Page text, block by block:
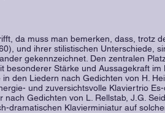
da muss man bemerken, dass, trotz
und ihrer stilistischen Unterschiede,
gekennzeichnet. Den zentralen
Stärke und Aussagekraft im
den Liedern nach Gedichten von H.
und zuversichtsvolle Klaviertrio
Gedichten von L. Rellstab, J.G.
dramatischen Klavierminiatur auf